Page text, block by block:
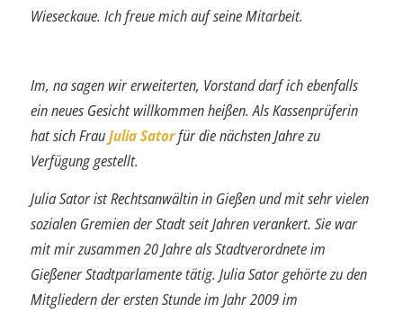
Wieseckaue. Ich freue mich auf seine Mitarbeit.
Im, na sagen wir erweiterten, Vorstand darf ich ebenfalls
ein neues Gesicht will­kommen heißen. Als Kassenprüferin
hat sich FrauJulia Satorfür die nächsten Jahre zu
Verfügung gestellt.
Julia Sator ist Rechtsanwältin in Gießen und mit sehr vielen
sozialen Gremien der Stadt seit Jahren verankert. Sie war
mit mir zusammen 20 Jahre als Stadtverordnete im
Gießener Stadtparlamente tätig. Julia Sator gehörte zu den
Mitgliedern der ersten Stunde im Jahr 2009 im